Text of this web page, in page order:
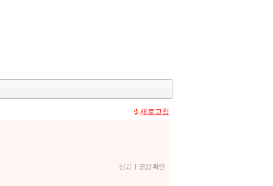
새로고침
신고 | 공감 확인